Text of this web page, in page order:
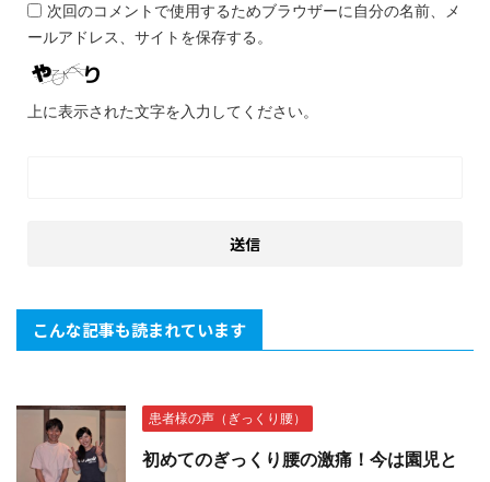
次回のコメントで使用するためブラウザーに自分の名前、メ
ールアドレス、サイトを保存する。
上に表示された文字を入力してください。
こんな記事も読まれています
患者様の声（ぎっくり腰）
初めてのぎっくり腰の激痛！今は園児と